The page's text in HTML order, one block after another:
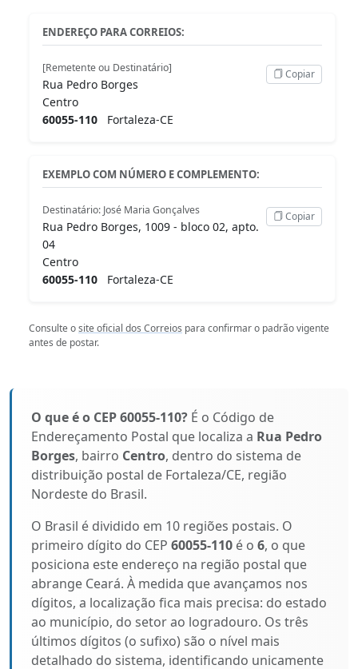
ENDEREÇO PARA CORREIOS:
[Remetente ou Destinatário]
Rua Pedro Borges
Centro
60055-110 Fortaleza-CE
Copiar
EXEMPLO COM NÚMERO E COMPLEMENTO:
Destinatário: José Maria Gonçalves
Rua Pedro Borges, 1009 - bloco 02, apto.
04
Centro
60055-110 Fortaleza-CE
Copiar
Consulte osite oficial dos Correios para confirmar o padrão vigente
antes de postar.
O que é o CEP 60055-110? É o Código de
Endereçamento Postal que localiza a Rua Pedro
Borges, bairro Centro, dentro do sistema de
distribuição postal de Fortaleza/CE, região
Nordeste do Brasil.
O Brasil é dividido em 10 regiões postais. O
primeiro dígito do CEP 60055-110 é o 6, o que
posiciona este endereço na região postal que
abrange Ceará. À medida que avançamos nos
dígitos, a localização fica mais precisa: do estado
ao município, do setor ao logradouro. Os três
últimos dígitos (o sufixo) são o nível mais
detalhado do sistema, identificando unicamente